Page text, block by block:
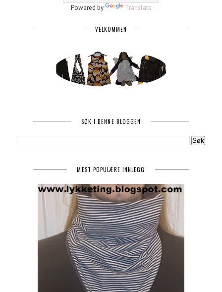
Powered by Translate
VELKOMMEN
SØK I DENNE BLOGGEN
MEST POPULÆRE INNLEGG